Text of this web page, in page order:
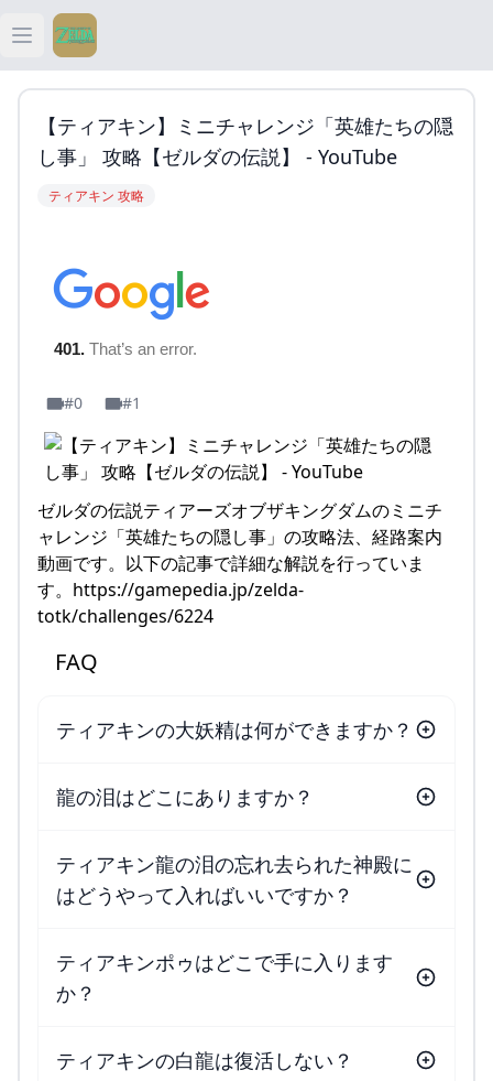
Open main menu
ティアキン
ティアキン 祠
【ティアキン】ミニチャレンジ「英雄たちの隠
し事」 攻略【ゼルダの伝説】 - YouTube
ティアキン 攻略
#0 #1
ゼルダの伝説ティアーズオブザキングダムのミニチ
ャレンジ「英雄たちの隠し事」の攻略法、経路案内
動画です。以下の記事で詳細な解説を行っていま
す。https://gamepedia.jp/zelda-
totk/challenges/6224
FAQ
ティアキンの大妖精は何ができますか？
龍の泪はどこにありますか？
ティアキン龍の泪の忘れ去られた神殿に
はどうやって入ればいいですか？
ティアキンポゥはどこで手に入ります
か？
ティアキンの白龍は復活しない？